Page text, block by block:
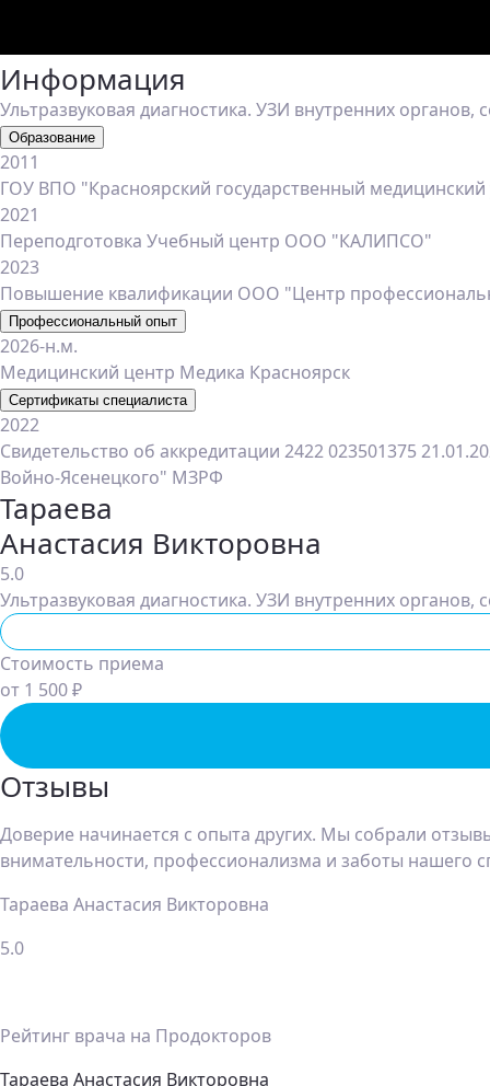
Информация
Ультразвуковая диагностика. УЗИ внутренних органов,
Образование
2011
ГОУ ВПО "Красноярский государственный
2021
Переподготовка Учебный центр ООО "КАЛИПСО"
2023
Повышение квалификации ООО "Центр
Профессиональный опыт
2026-н.м.
Медицинский центр Медика Красноярск
Сертификаты специалиста
2022
Свидетельство об аккредитации 2422 023501375
Войно-Ясенецкого" МЗРФ
Тараева
Анастасия Викторовна
5.0
Ультразвуковая диагностика. УЗИ внутренних органов,
Стоимость приема
от 1 500 ₽
Отзывы
Доверие начинается с опыта других. Мы собрали
внимательности, профессионализма и заботы нашего
Тараева Анастасия Викторовна
5.0
Рейтинг врача на Продокторов
Тараева Анастасия Викторовна